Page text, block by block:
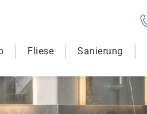
Fliese Sanierung